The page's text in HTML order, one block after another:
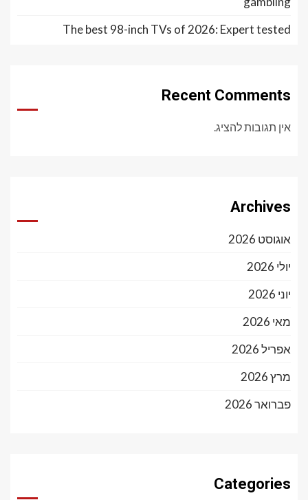
The best 98-inch TVs of 2026: Expert tested
Recent Comments
אין תגובות להציג.
Archives
אוגוסט 2026
יולי 2026
יוני 2026
מאי 2026
אפריל 2026
מרץ 2026
פברואר 2026
Categories